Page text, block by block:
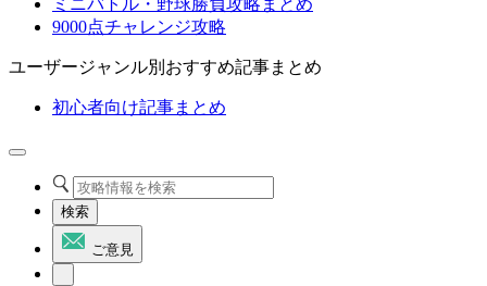
ミニバトル・野球勝負攻略まとめ
9000点チャレンジ攻略
ユーザージャンル別おすすめ記事まとめ
初心者向け記事まとめ
検索
ご意見